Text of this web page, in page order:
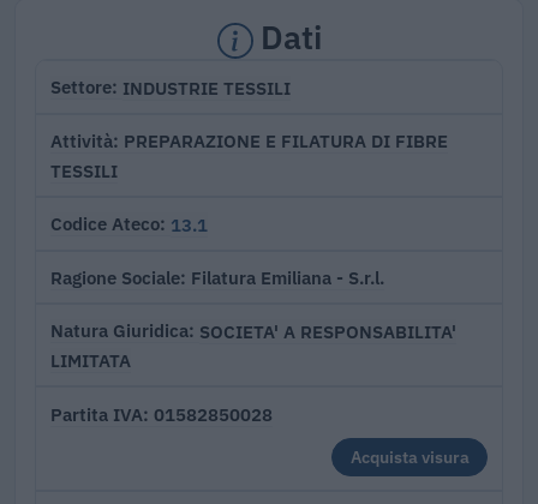
Dati
Settore INDUSTRIE TESSILI
Attività PREPARAZIONE E FILATURA DI FIBRE
TESSILI
Codice Ateco 13.1
Ragione Sociale Filatura Emiliana - S.r.l.
Natura Giuridica SOCIETA' A RESPONSABILITA'
LIMITATA
Partita IVA 01582850028
Acquista visura